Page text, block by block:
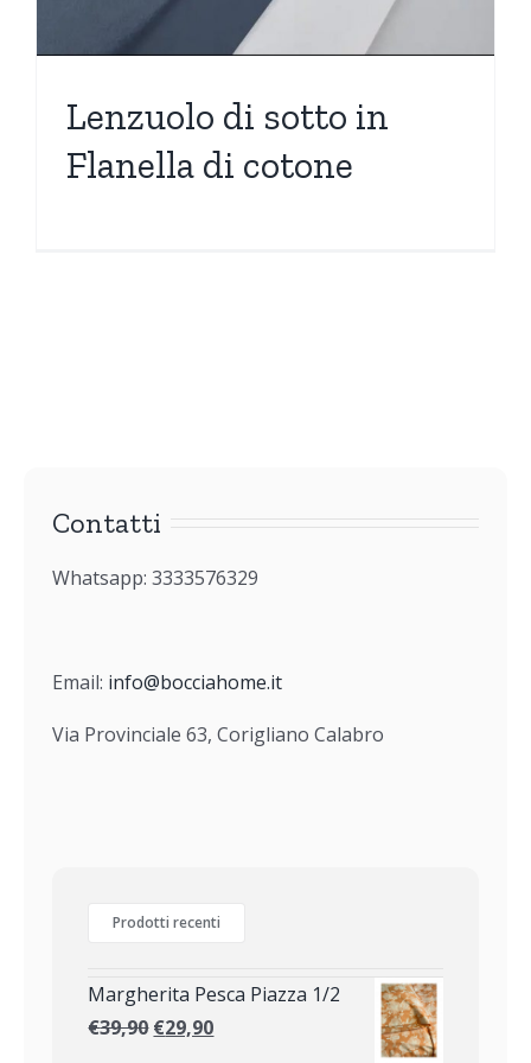
Lenzuolo di sotto in
Flanella di cotone
Contatti
Whatsapp: 3333576329
Email: info@bocciahome.it
Via Provinciale 63, Corigliano Calabro
Prodotti recenti
Margherita Pesca Piazza 1/2
€39,90 €29,90